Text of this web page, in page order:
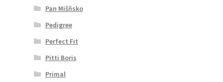
Pan Mišňsko
Pedigree
Perfect Fit
Pitti Boris
Primal